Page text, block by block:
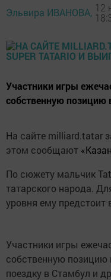
Эльвира ИВАНОВА, 12
Участники игры
собственную позицию
На сайте milliard.tatar
этом сообщают
По сюжету мальчик
татарского народа.
уровня ему
Участники игры
собственную позицию
поездку в Стамбул и